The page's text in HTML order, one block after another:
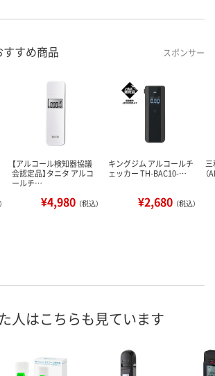
すめ商品 スポンサー
【アルコール検知器協議
会認定品】タニタ アルコ
ールチ…
¥4,980 （税込）
キングジム アルコールチ
ェッカー TH-BAC10-…
¥2,680 （税込）
人はこちらも見ています